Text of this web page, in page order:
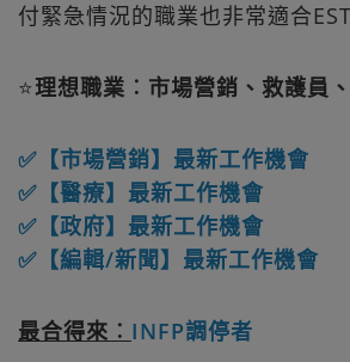
付緊急情況的職業也非常適合
⭐理想職業︰市場營銷、救護員
✅【市場營銷】最新工作機會
✅【醫療】最新工作機會
✅【政府】最新工作機會
✅【編輯/新聞】最新工作機會
最合得來︰ INFP調停者